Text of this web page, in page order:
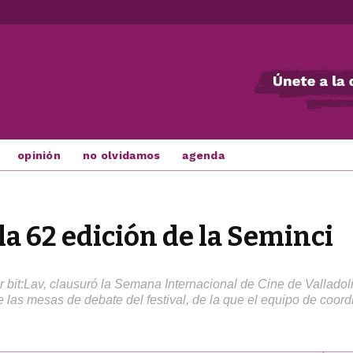
opinión no olvidamos agenda
62 edición de la Seminci
bit:Lav, clausuró la Semana Internacional de Cine de
mesas de debate del festival, de la que el equipo de